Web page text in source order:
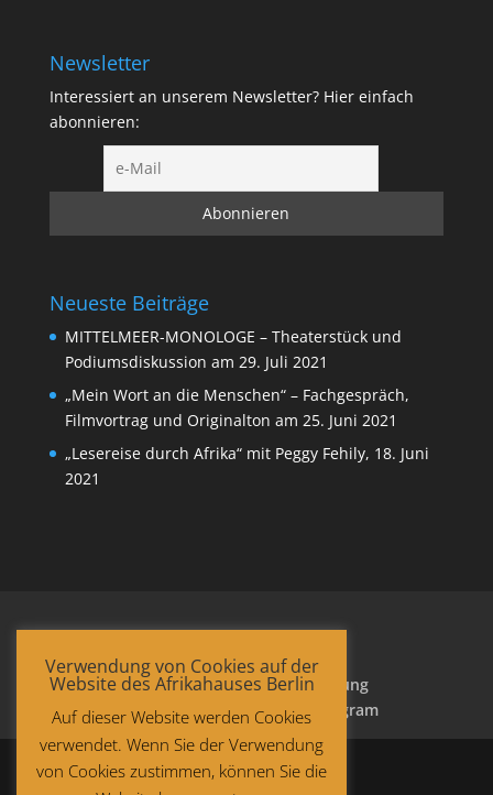
Newsletter
Interessiert an unserem Newsletter? Hier einfach
abonnieren:
Neueste Beiträge
MITTELMEER-MONOLOGE – Theaterstück und
Podiumsdiskussion am 29. Juli 2021
„Mein Wort an die Menschen“ – Fachgespräch,
Filmvortrag und Originalton am 25. Juni 2021
„Lesereise durch Afrika“ mit Peggy Fehily, 18. Juni
2021
Startseite
Datenschutzerklärung
Impressum
Facebook Instagram
Verwendung von Cookies auf der
Website des Afrikahauses Berlin
Auf dieser Website werden Cookies
verwendet. Wenn Sie der Verwendung
von Cookies zustimmen, können Sie die